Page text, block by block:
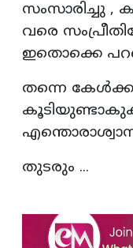
സംസാരിച്ചു ,
വരെ
ഇതൊക്കെ
തന്നെ
തുടരും ...